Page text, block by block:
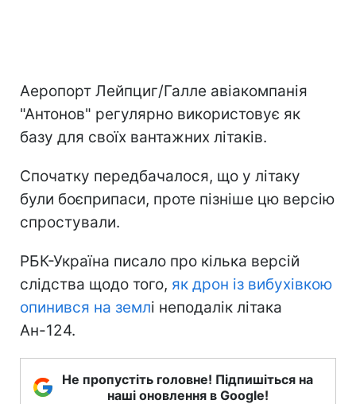
Аеропорт Лейпциг/Галле авіакомпанія
"Антонов" регулярно використовує як
базу для своїх вантажних літаків.
Спочатку передбачалося, що у літаку
були боєприпаси, проте пізніше цю версію
спростували.
РБК-Україна писало про кілька версій
слідства щодо того, як дрон із вибухівкою
опинився на землі неподалік літака
Ан-124.
Не пропустіть головне! Підпишіться на
наші оновлення в Google!